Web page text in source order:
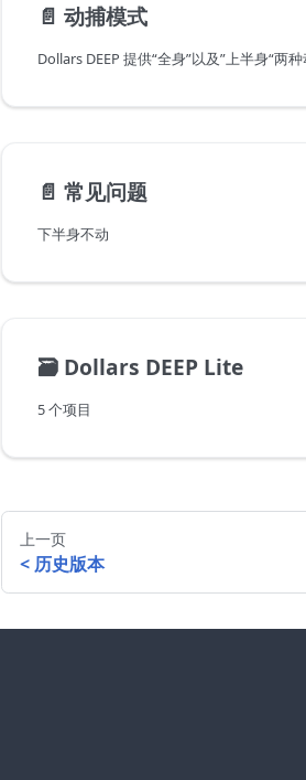
📄️ 动捕模式
📄️ 常见问题
下半身不动
🗃️ Dollars DEEP Lite
5 个项目
上一页
历史版本